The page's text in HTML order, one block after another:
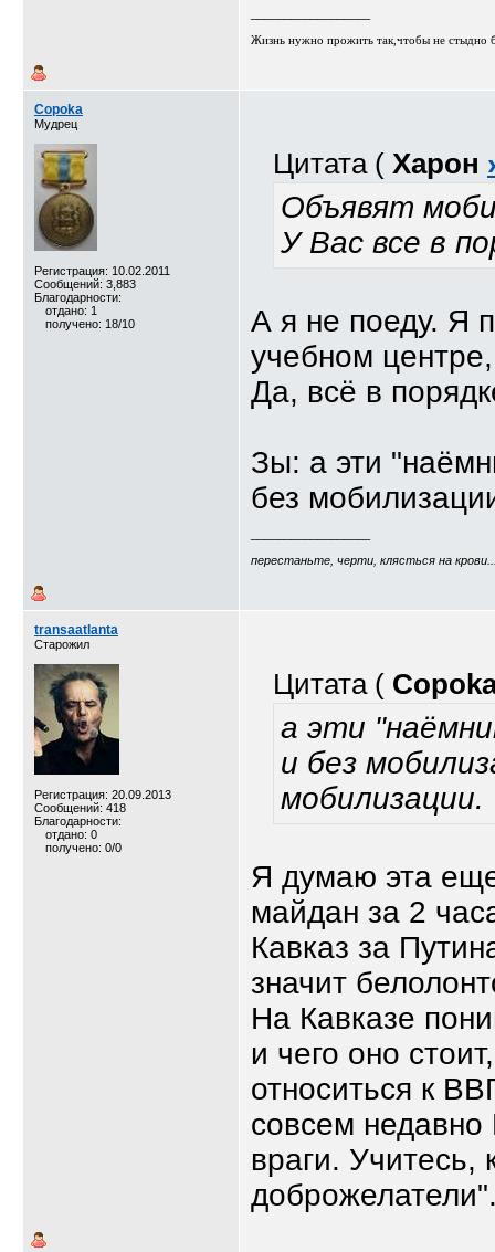
Жизнь нужно прожить так,чтобы не стыдно
Copoka
Мудрец
Регистрация: 10.02.2011
Сообщений: 3,883
Благодарности:
отдано: 1
получено: 18/10
Цитата ( Харон
Объявят
У Вас все в
А я не поеду. Я
учебном
Да, всё в
Зы: а эти
без
перестаньте, черти, клясться на
transaatlanta
Старожил
Регистрация: 20.09.2013
Сообщений: 418
Благодарности:
отдано: 0
получено: 0/0
Цитата (
а эти
и без
мобилизации.
Я думаю эта
майдан за 2
Кавказ за
значит
На Кавказе
и чего оно
относиться к
совсем
враги. Учитесь,